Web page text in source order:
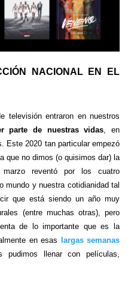
NACIONAL EN EL
televisión entraron en nuestros
parte de nuestras vidas, en
Este 2020 tan particular empezó
que no dimos (o quisimos dar) la
reventó por los cuatro
mundo y nuestra cotidianidad tal
que está siendo un año muy
(entre muchas otras), pero
de lo importante que es la
en esas
largas semanas
pudimos llenar con películas,